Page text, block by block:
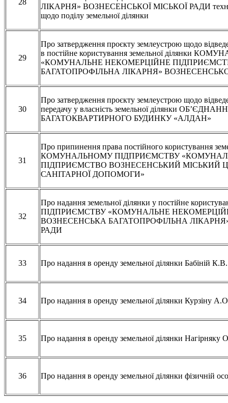
ЛІКАРНЯ» ВОЗНЕСЕНСЬКОЇ МІСЬКОЇ РАДИ
щодо поділу земельної ділянки
29
Про затвердження проєкту землеустрою щодо
в постійне користування земельної ділянки
«КОМУНАЛЬНЕ НЕКОМЕРЦІЙНЕ
БАГАТОПРОФІЛЬНА ЛІКАРНЯ»
30
Про затвердження проєкту землеустрою щодо
передачу у власність земельної ділянки
БАГАТОКВАРТИРНОГО БУДИНКУ «АЛДАН»
31
Про припинення права постійного користування
КОМУНАЛЬНОМУ ПІДПРИЄМСТВУ
ПІДПРИЄМСТВО ВОЗНЕСЕНСЬКИЙ МІСЬКИЙ
САНІТАРНОЇ ДОПОМОГИ»
32
Про надання земельної ділянки у постійне
ПІДПРИЄМСТВУ «КОМУНАЛЬНЕ
ВОЗНЕСЕНСЬКА БАГАТОПРОФІЛЬНА
РАДИ
33 Про надання в оренду земельної ділянки Бабіній К.В.
34 Про надання в оренду земельної ділянки Курзіну
35 Про надання в оренду земельної ділянки Нагірняку
36 Про надання в оренду земельної ділянки фізичній